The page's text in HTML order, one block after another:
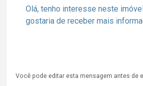
Você pode editar esta mensagem antes de